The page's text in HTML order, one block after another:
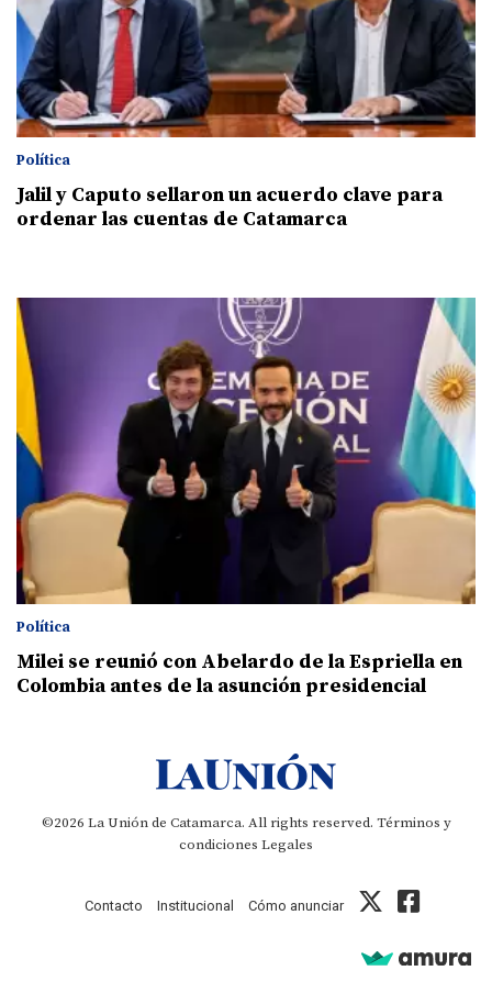
Política
Jalil y Caputo sellaron un acuerdo clave para
ordenar las cuentas de Catamarca
Política
Milei se reunió con Abelardo de la Espriella en
Colombia antes de la asunción presidencial
©2026 La Unión de Catamarca. All rights reserved. Términos y
condiciones Legales
Contacto Institucional Cómo anunciar